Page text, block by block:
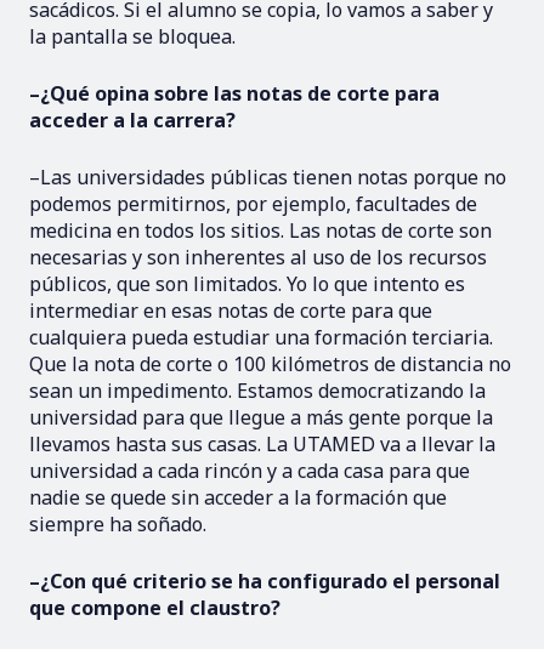
sacádicos. Si el alumno se copia, lo vamos a saber y
la pantalla se bloquea.
–¿Qué opina sobre las notas de corte para
acceder a la carrera?
–Las universidades públicas tienen notas porque no
podemos permitirnos, por ejemplo, facultades de
medicina en todos los sitios. Las notas de corte son
necesarias y son inherentes al uso de los recursos
públicos, que son limitados. Yo lo que intento es
intermediar en esas notas de corte para que
cualquiera pueda estudiar una formación terciaria.
Que la nota de corte o 100 kilómetros de distancia no
sean un impedimento. Estamos democratizando la
universidad para que llegue a más gente porque la
llevamos hasta sus casas. La UTAMED va a llevar la
universidad a cada rincón y a cada casa para que
nadie se quede sin acceder a la formación que
siempre ha soñado.
–¿Con qué criterio se ha configurado el personal
que compone el claustro?